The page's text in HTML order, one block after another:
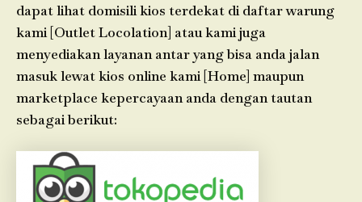
dapat lihat domisili kios terdekat di daftar warung
kami [Outlet Locolation] atau kami juga
menyediakan layanan antar yang bisa anda jalan
masuk lewat kios online kami [Home] maupun
marketplace kepercayaan anda dengan tautan
sebagai berikut: